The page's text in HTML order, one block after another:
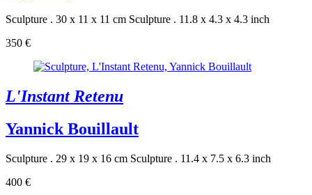
Sculpture . 30 x 11 x 11 cm Sculpture . 11.8 x 4.3 x 4.3 inch
350 €
L'Instant Retenu
Yannick Bouillault
Sculpture . 29 x 19 x 16 cm Sculpture . 11.4 x 7.5 x 6.3 inch
400 €